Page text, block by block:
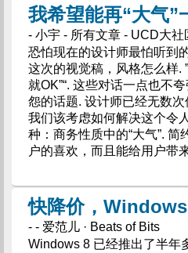
我希望能再“大气”
- 小宇 - 所有文章 - UCD大社
恐怕现在的设计师最怕听到
这次的视觉稿，风格怎么样.
就OK”“. 这些对话一点也不
怨的话题. 设计师已经无数
我们该考虑如何解决这个令
种：商务性质中的“大气”. 简
户的喜欢，而且能给用户带
快降价，
- - 爱范儿 · Beats of Bits
Windows 8 已经推出了半年